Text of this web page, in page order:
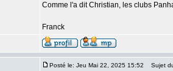
Comme l'a dit Christian, les clubs
Franck
Posté le: Jeu Mai 22, 2025 15:52 Sujet